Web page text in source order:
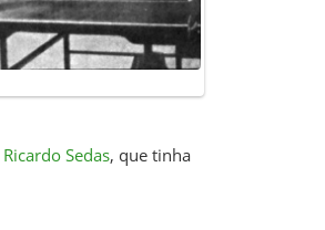
Ricardo Sedas, que tinha